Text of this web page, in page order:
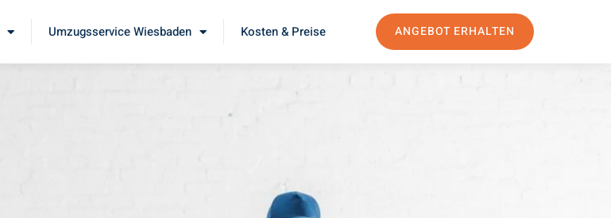
Umzugsservice Wiesbaden Kosten & Preise ANGEBOT ERHALTEN